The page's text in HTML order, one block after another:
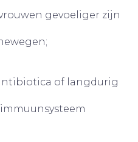
gevoeliger zijn
of langdurig